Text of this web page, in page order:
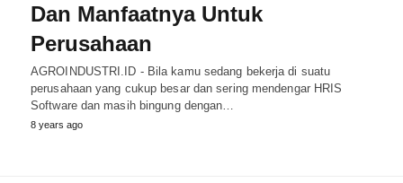
Dan Manfaatnya Untuk
Perusahaan
AGROINDUSTRI.ID - Bila kamu sedang bekerja di suatu
perusahaan yang cukup besar dan sering mendengar HRIS
Software dan masih bingung dengan…
8 years ago